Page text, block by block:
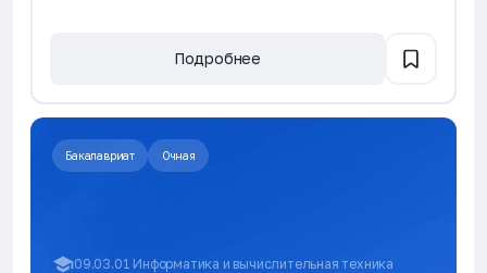
Подробнее
Бакалавриат Очная
09.03.01 Информатика и вычислительная техника